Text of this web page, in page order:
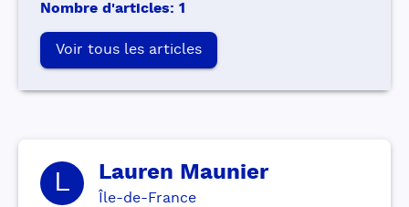
Nombre d'articles: 1
Voir tous les articles
L Lauren Maunier
Île-de-France